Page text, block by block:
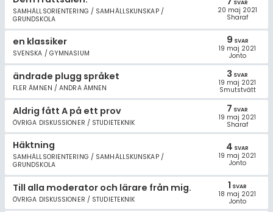
SAMHÄLLSORIENTERING / SAMHÄLLSKUNSKAP /
GRUNDSKOLA
SVAR
20 maj 2021
Sharaf
en klassiker
SVENSKA / GYMNASIUM
9 SVAR
19 maj 2021
Jonto
ändrade plugg språket
FLER ÄMNEN / ANDRA ÄMNEN
3 SVAR
19 maj 2021
Smutstvätt
Aldrig fått A på ett prov
ÖVRIGA DISKUSSIONER / STUDIETEKNIK
7 SVAR
19 maj 2021
Sharaf
Häktning
SAMHÄLLSORIENTERING / SAMHÄLLSKUNSKAP /
GRUNDSKOLA
4 SVAR
19 maj 2021
Jonto
Till alla moderator och lärare från mig.
ÖVRIGA DISKUSSIONER / STUDIETEKNIK
1 SVAR
18 maj 2021
Jonto